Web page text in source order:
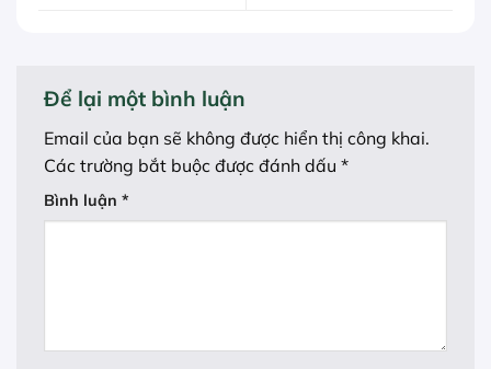
Để lại một bình luận
Email của bạn sẽ không được hiển thị công khai.
Các trường bắt buộc được đánh dấu *
Bình luận *